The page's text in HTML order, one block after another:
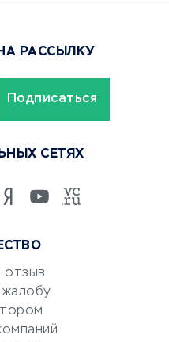
отзыв
РАССЫЛКУ
СЕТЯХ